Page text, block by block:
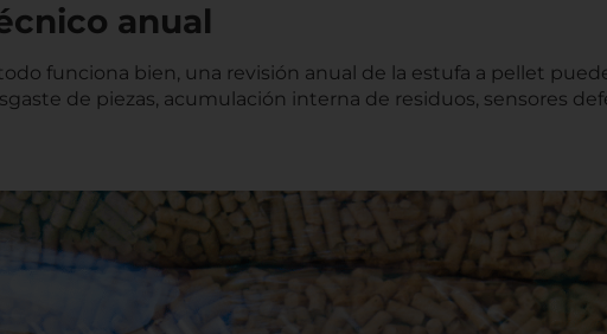
anual
funciona bien, una revisión anual de la estufa a pellet
de piezas, acumulación interna de residuos, sensores